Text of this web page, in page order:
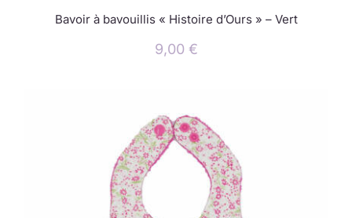
Bavoir à bavouillis « Histoire d’Ours » – Vert
9,00 €